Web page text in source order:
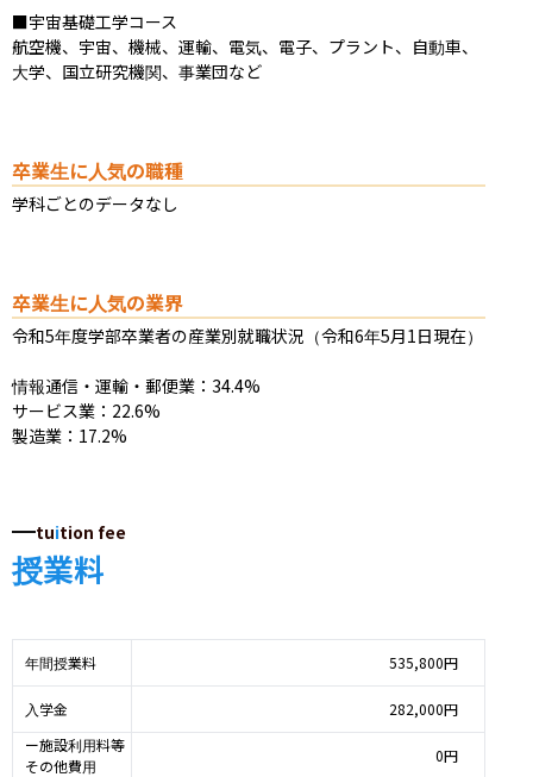
■宇宙基礎工学コース
航空機、宇宙、機械、運輸、電気、電子、プラント、自動車、
大学、国立研究機関、事業団など
卒業生に人気の職種
学科ごとのデータなし
卒業生に人気の業界
令和5年度学部卒業者の産業別就職状況（令和6年5月1日現在）
情報通信・運輸・郵便業：34.4%
サービス業：22.6%
製造業：17.2%
tuition fee
授業料
年間授業料 535,800円
入学金
282,000円
ー施設利用料等
その他費用
0円